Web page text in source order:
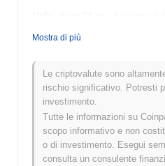
Shiba Inu?
Massimo Storico (ATH):
Minimo Storico (ATL):
Baby Shiba Inu è attualmente
suo ATH .
Mostra di più
Le criptovalute sono
rischio significativo. Potresti
investimento.
Tutte le informazioni su
scopo informativo e non
o di investimento. Esegui
consulta un consulente